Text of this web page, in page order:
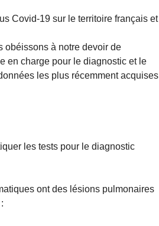
Covid-19 sur le territoire français et
obéissons à notre devoir de
en charge pour le diagnostic et le
les plus récemment acquises
les tests pour le diagnostic
ont des lésions pulmonaires